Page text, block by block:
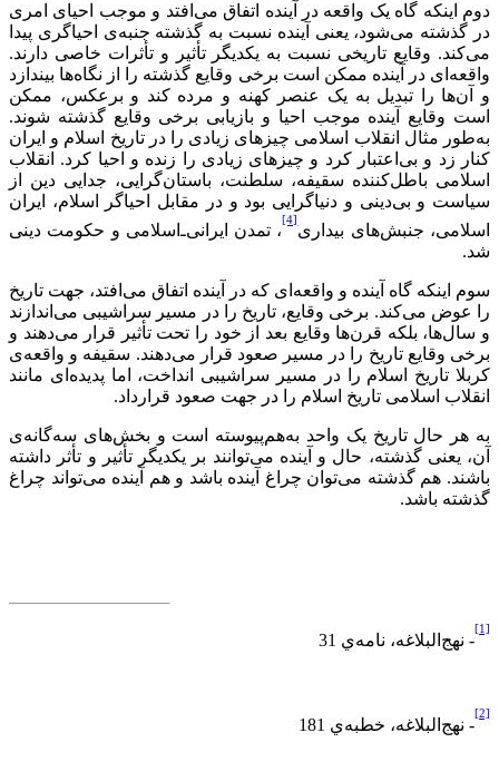
دوم اینکه گاه یک واقعه در آینده اتفاق می‌افتد و موجب احیای امری
در گذشته می‌شود، یعنی آینده نسبت به گذشته جنبه‌ی احیاگری پیدا
می‌کند. وقایع تاریخی نسبت به یکدیگر تأثیر و تأثرات خاصی دارند.
واقعه‌ای در آینده ممکن است برخی وقایع گذشته را از نگاه‌ها بیندازد
و آن‌ها را تبدیل به یک عنصر کهنه و مرده کند و برعکس، ممکن
است وقایع آینده موجب احیا و بازیابی برخی وقایع گذشته شوند.
به‌طور مثال انقلاب اسلامی چیزهای زیادی را در تاریخ اسلام و ایران
کنار زد و بی‌اعتبار کرد و چیزهای زیادی را زنده و احیا کرد. انقلاب
اسلامی باطل‌کننده سقیفه، سلطنت، باستان‌گرایی، جدایی دین از
سیاست و بی‌دینی و دنیاگرایی بود و در مقابل احیاگر اسلام، ایران
اسلامی، جنبش‌های بیداری
[4]
، تمدن‌ ایرانی‌ـ‌اسلامی و حکومت دینی
شد.
سوم اینکه گاه آینده و واقعه‌ای که در آینده اتفاق می‌افتد، جهت تاریخ
را عوض می‌کند. برخی وقایع، تاریخ را در مسیر سراشیبی می‌اندازند
و سال‌ها، بلکه قرن‌ها وقایع بعد از خود را تحت تأثیر قرار می‌دهند و
برخی وقایع تاریخ را در مسیر صعود قرار می‌دهند. سقیفه و واقعه‌ی
کربلا تاریخ اسلام را در مسیر سراشیبی انداخت، اما پدیده‌ای مانند
انقلاب اسلامی تاریخ اسلام را در جهت صعود قرارداد.
به هر حال تاریخ یک واحد به‌هم‌پیوسته است و بخش‌های سه‌گانه‌ی
آن، یعنی گذشته، حال و آینده می‌توانند بر یکدیگر تأثیر و تأثر داشته
باشند. هم گذشته می‌توان چراغ آینده باشد و هم آینده می‌تواند چراغ
گذشته باشد.
[1]
- نهج البلاغه، نامهي 31
[2]
- نهجالبلاغه، خطبهي 181